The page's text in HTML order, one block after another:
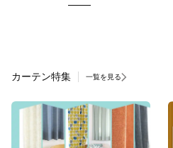
カーテン特集 一覧を見る